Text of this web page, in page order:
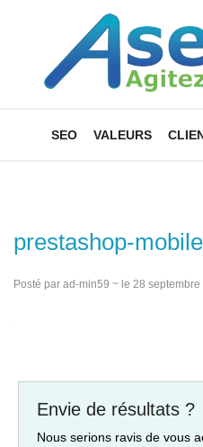
SEO VALEURS
prestashop-mobile
Posté par ad-min59 ~ le 28 septembre
Envie de résultats ?
Nous serions ravis de vous